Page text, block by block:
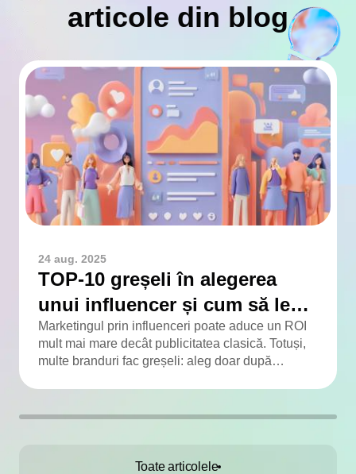
articole din blog
24 aug. 2025
TOP-10 greșeli în alegerea
unui influencer și cum să le
eviți
Marketingul prin influenceri poate aduce un ROI
mult mai mare decât publicitatea clasică. Totuși,
multe branduri fac greșeli: aleg doar după
adunat TOP-10 greșeli frecvente și soluțiile
Toate articolele